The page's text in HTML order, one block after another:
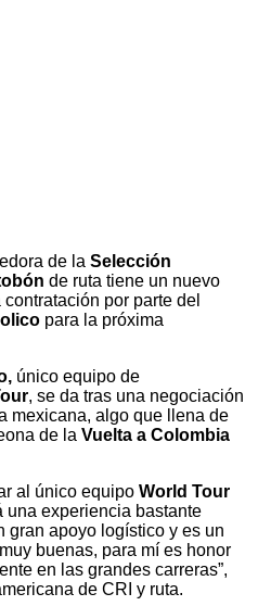
de la Selección
de ruta tiene un nuevo
por parte del
para la próxima
único equipo de
, se da tras una negociación
mexicana, algo que llena de
de la Vuelta a Colombia
al único equipo World Tour
una experiencia bastante
gran apoyo logístico y es un
buenas, para mí es honor
en las grandes carreras”,
de CRI y ruta.